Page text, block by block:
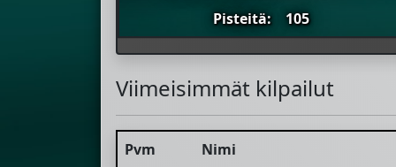
Pisteitä:
105
Viimeisimmät kilpailut
Pvm Nimi